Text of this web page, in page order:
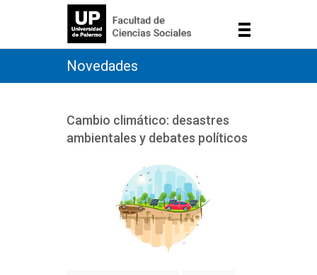
Novedades
Cambio climático: desastres
ambientales y debates políticos